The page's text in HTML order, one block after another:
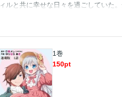
ィルと共に幸せな日々を過ごしていた
温かくも優しい〈人生〉やり直し×取り
1巻
150pt